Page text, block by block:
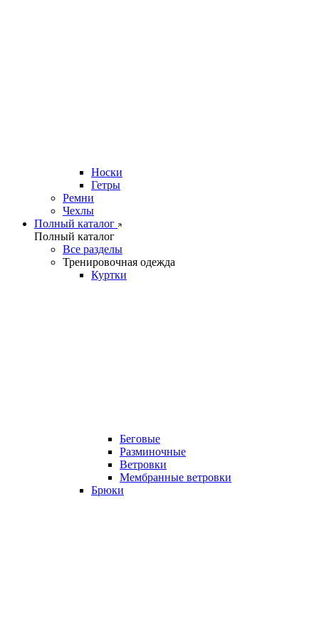
Носки
Гетры
Ремни
Чехлы
Полный каталог
Полный каталог
Все разделы
Тренировочная одежда
Куртки
Беговые
Разминочные
Ветровки
Мембранные ветровки
Брюки